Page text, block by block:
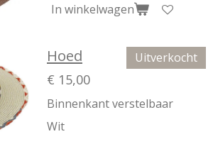
In winkelwagen
Uitverkocht
Hoed
€ 15,00
Binnenkant verstelbaar
Wit